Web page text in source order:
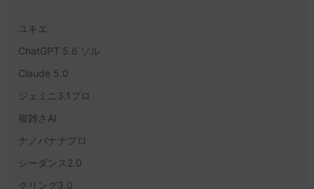
ユキエ
ChatGPT 5.6 ソル
Claude 5.0
ジェミニ3.1プロ
複雑さAI
ナノバナナプロ
シーダンス2.0
クリング3.0